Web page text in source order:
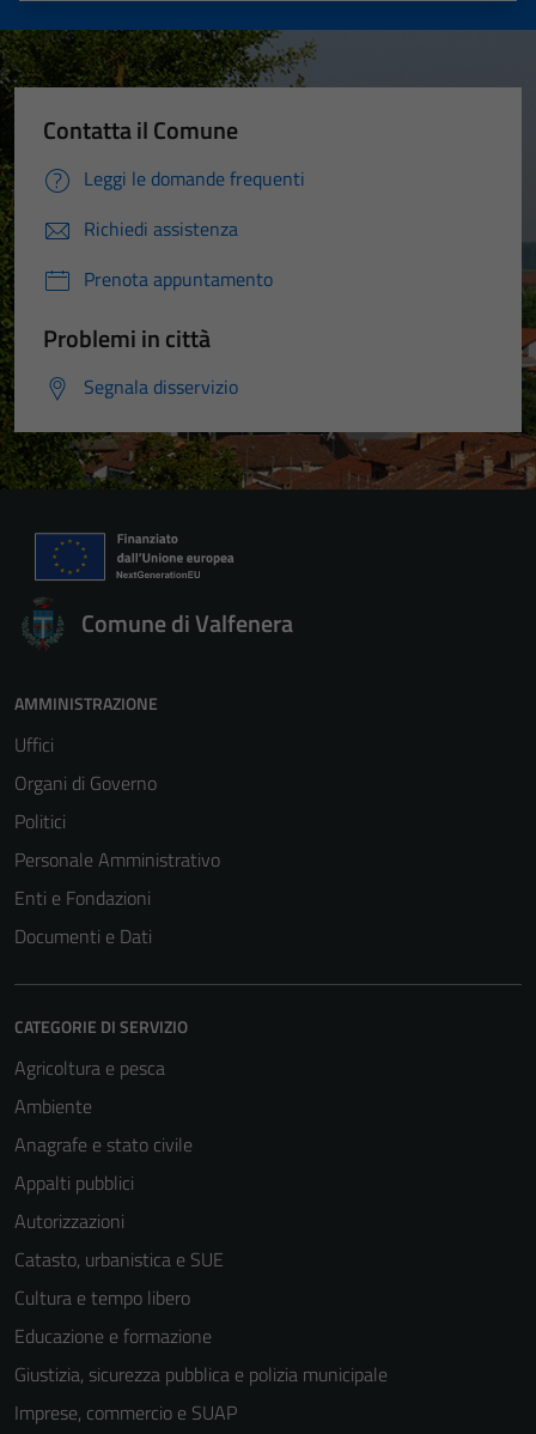
Contatta il Comune
Leggi le domande frequenti
Richiedi assistenza
Prenota appuntamento
Problemi in città
Segnala disservizio
Comune di Valfenera
AMMINISTRAZIONE
Uffici
Organi di Governo
Politici
Personale Amministrativo
Enti e Fondazioni
Documenti e Dati
CATEGORIE DI SERVIZIO
Agricoltura e pesca
Ambiente
Anagrafe e stato civile
Appalti pubblici
Autorizzazioni
Catasto, urbanistica e SUE
Cultura e tempo libero
Educazione e formazione
Giustizia, sicurezza pubblica e polizia municipale
Imprese, commercio e SUAP